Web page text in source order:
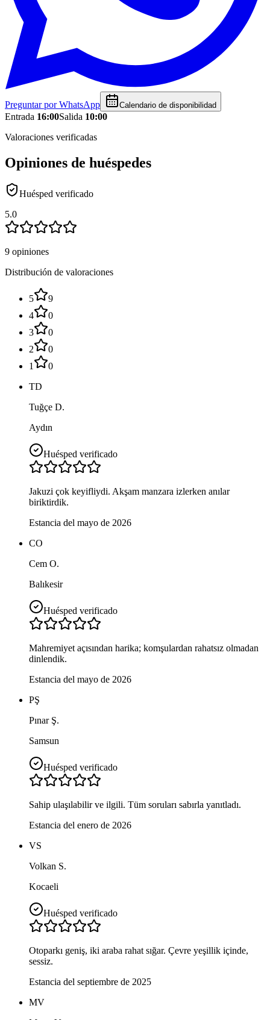
Preguntar por WhatsApp Calendario de disponibilidad
Entrada 16:00Salida 10:00
Valoraciones verificadas
Opiniones de huéspedes
Huésped verificado
5.0
9 opiniones
Distribución de valoraciones
5
9
4
0
3
0
2
0
1
0
TD
Tuğçe D.
Aydın
Huésped verificado
Jakuzi çok keyifliydi. Akşam manzara izlerken anılar
biriktirdik.
Estancia del mayo de 2026
CO
Cem O.
Balıkesir
Huésped verificado
Mahremiyet açısından harika; komşulardan rahatsız olmadan
dinlendik.
Estancia del mayo de 2026
PŞ
Pınar Ş.
Samsun
Huésped verificado
Sahip ulaşılabilir ve ilgili. Tüm soruları sabırla yanıtladı.
Estancia del enero de 2026
VS
Volkan S.
Kocaeli
Huésped verificado
Otoparkı geniş, iki araba rahat sığar. Çevre yeşillik içinde,
sessiz.
Estancia del septiembre de 2025
MV